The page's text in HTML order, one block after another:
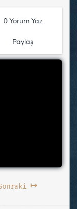
0 Yorum Yaz
Paylaş
↦